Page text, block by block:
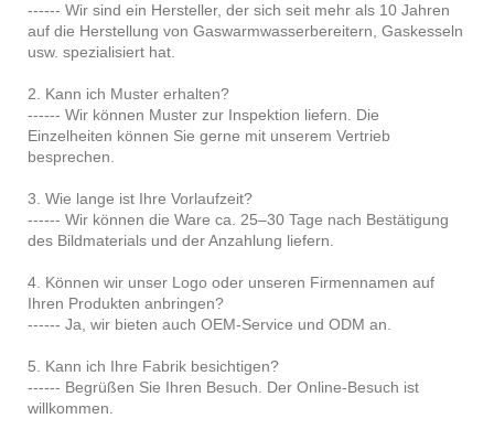
------ Wir sind ein Hersteller, der sich seit mehr als 10 Jahren
auf die Herstellung von Gaswarmwasserbereitern, Gaskesseln
usw. spezialisiert hat.
2. Kann ich Muster erhalten?
------ Wir können Muster zur Inspektion liefern. Die
Einzelheiten können Sie gerne mit unserem Vertrieb
besprechen.
3. Wie lange ist Ihre Vorlaufzeit?
------ Wir können die Ware ca. 25–30 Tage nach Bestätigung
des Bildmaterials und der Anzahlung liefern.
4. Können wir unser Logo oder unseren Firmennamen auf
Ihren Produkten anbringen?
------ Ja, wir bieten auch OEM-Service und ODM an.
5. Kann ich Ihre Fabrik besichtigen?
------ Begrüßen Sie Ihren Besuch. Der Online-Besuch ist
willkommen.